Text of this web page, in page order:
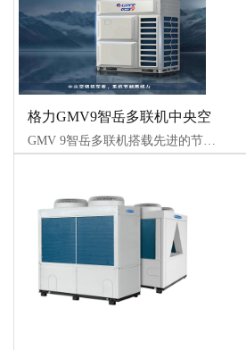
格力GMV9智岳多联机中央空